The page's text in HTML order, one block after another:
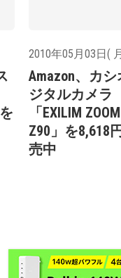
2010年05月03日(
Amazon、カ
ジタルカメラ
「EXILIM
Z90」を8,618
売中